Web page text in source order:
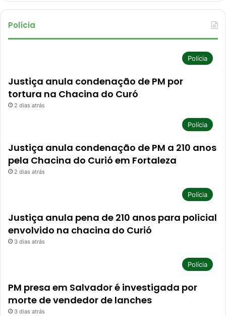
Polícia
Polícia
Justiça anula condenação de PM por
tortura na Chacina do Curó
2 dias atrás
Polícia
Justiça anula condenação de PM a 210 anos
pela Chacina do Curió em Fortaleza
2 dias atrás
Polícia
Justiça anula pena de 210 anos para policial
envolvido na chacina do Curió
3 dias atrás
Polícia
PM presa em Salvador é investigada por
morte de vendedor de lanches
3 dias atrás